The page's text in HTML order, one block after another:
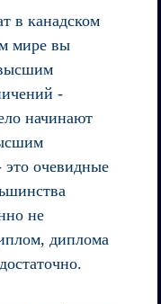
в канадском
мире вы
-
начинают
это очевидные
не
диплома